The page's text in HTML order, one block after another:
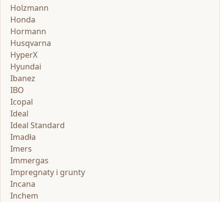
Holzmann
Honda
Hormann
Husqvarna
HyperX
Hyundai
Ibanez
IBO
Icopal
Ideal
Ideal Standard
Imadła
Imers
Immergas
Impregnaty i grunty
Incana
Inchem